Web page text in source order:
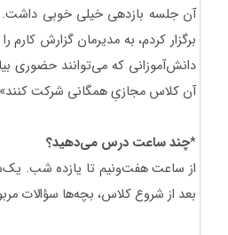
آن جلسه بازدهی خیلی خوبی داشت.
برگزار کردم، به مدیرمان گزارش کارم
دانش‌آموزانی که می‌توانند حضوری
آن کلاس مجازیِ همگانی شرکت
*چند ساعت درس می‌دهید؟
از ساعت هفت‌ونیم تا یازده شب.
بعد از شروع کلاس، بچه‌ها سؤالات